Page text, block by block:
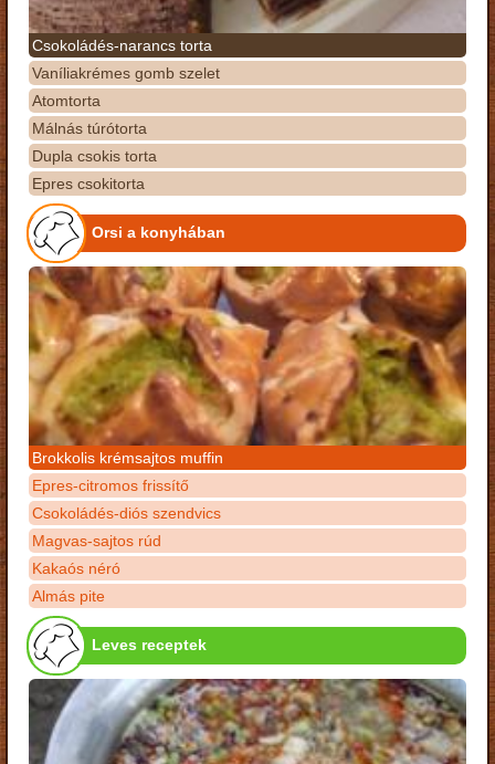
Csokoládés-narancs torta
Vaníliakrémes gomb szelet
Atomtorta
Málnás túrótorta
Dupla csokis torta
Epres csokitorta
Orsi a konyhában
Brokkolis krémsajtos muffin
Epres-citromos frissítő
Csokoládés-diós szendvics
Magvas-sajtos rúd
Kakaós néró
Almás pite
Leves receptek